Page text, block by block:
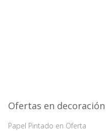
Ofertas en decoración
Papel Pintado en Oferta